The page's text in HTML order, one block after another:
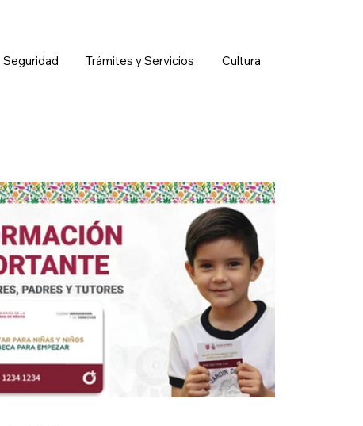
Seguridad Trámites y Servicios Cultura